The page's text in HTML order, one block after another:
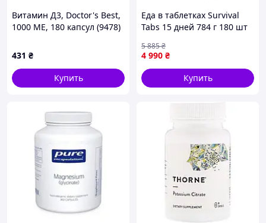
Витамин Д3, Doctor's Best,
1000 МЕ, 180 капсул (9478)
431 ₴
Купить
Еда в таблетках Survival
Tabs 15 дней 784 г 180 шт
4 990 ₴
5 885₴
Купить